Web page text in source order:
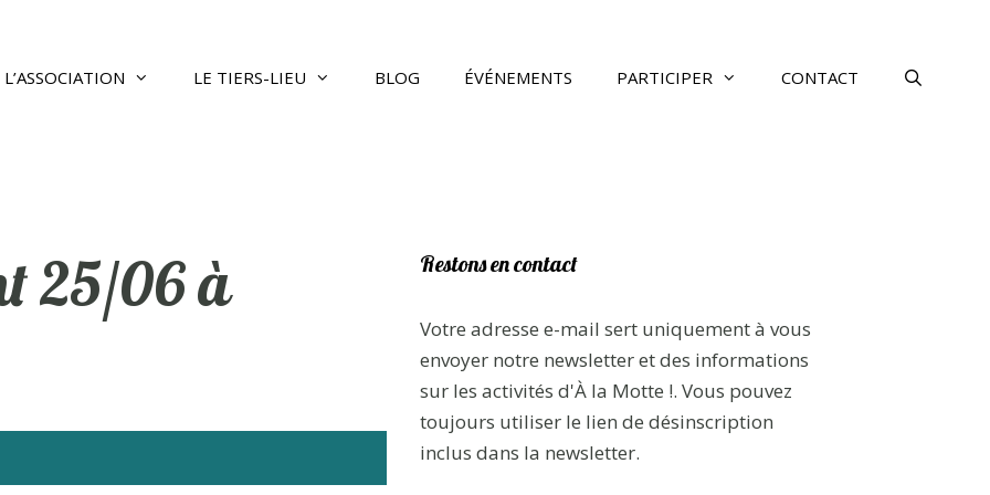
L’ASSOCIATION LE TIERS-LIEU BLOG ÉVÉNEMENTS PARTICIPER CONTACT
25/06 à
Restons en contact
Votre adresse e-mail sert uniquement à vous
envoyer notre newsletter et des informations
sur les activités d'À la Motte !. Vous pouvez
toujours utiliser le lien de désinscription
inclus dans la newsletter.